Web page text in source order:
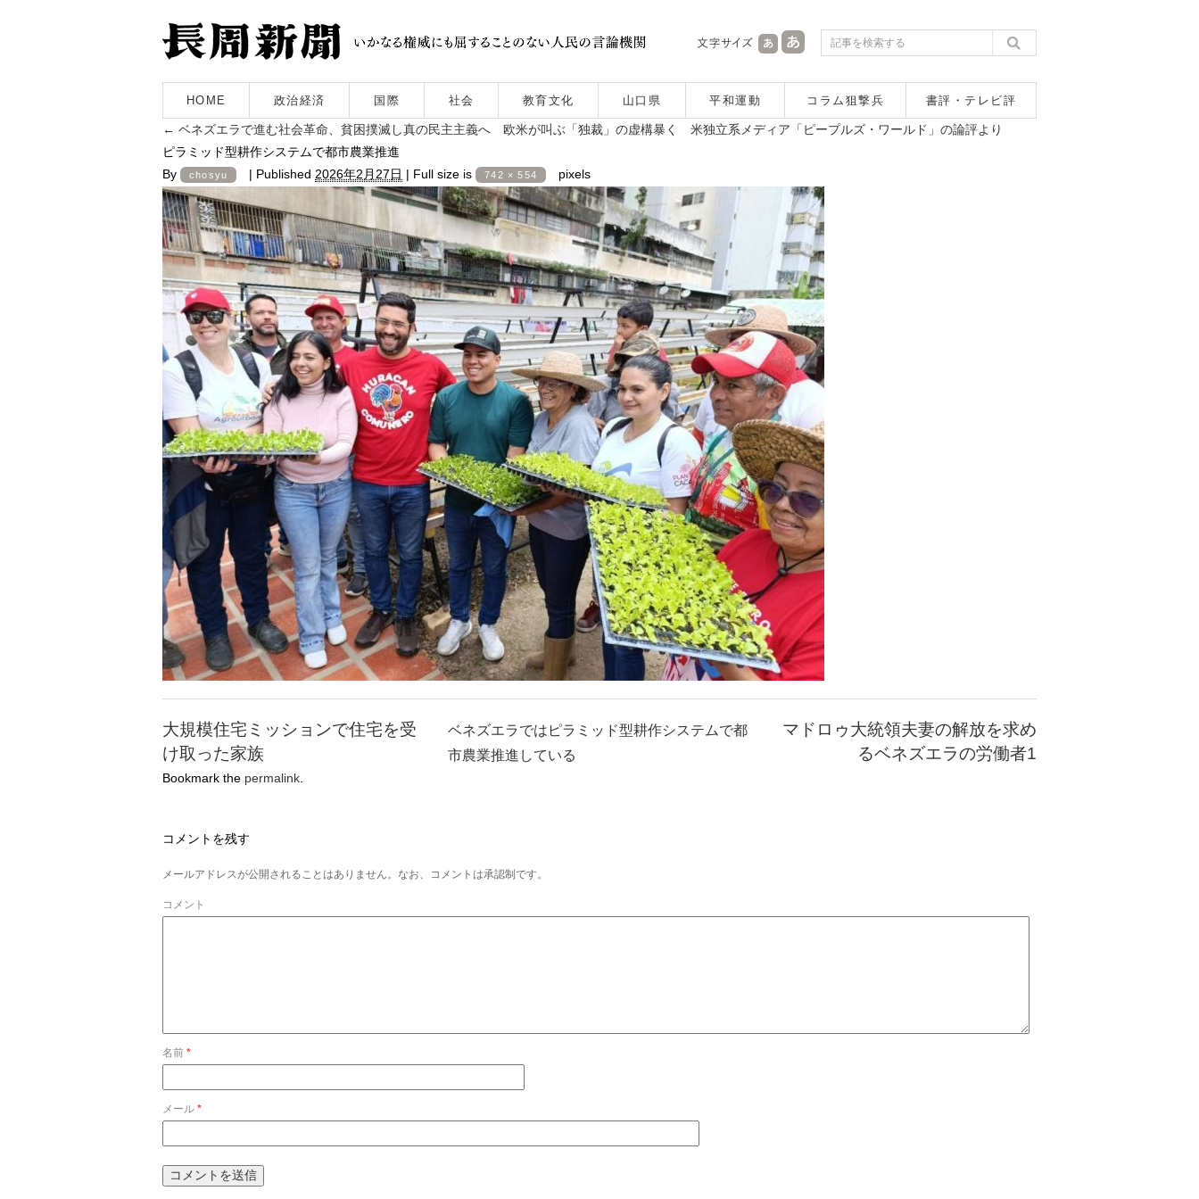
HOME 政治経済 国際 社会 教育文化 山口県 平和運動 コラム狙撃兵 書評・テレビ評
← ベネズエラで進む社会革命、貧困撲滅し真の民主主義へ 欧米が叫ぶ「独裁」の虚構暴く 米独立系メディア「ピープルズ・ワールド」の論評より
ピラミッド型耕作システムで都市農業推進
By
chosyu | Published 2026年2月27日 | Full size is 742 × 554 pixels
大規模住宅ミッションで住宅を受
け取った家族
マドロゥ大統領夫妻の解放を求め
るベネズエラの労働者1
ベネズエラではピラミッド型耕作システムで都
市農業推進している
Bookmark the permalink
コメントを残す
メールアドレスが公開されることはありません。なお、コメントは承認制です。
コメント
名前 *
メール *